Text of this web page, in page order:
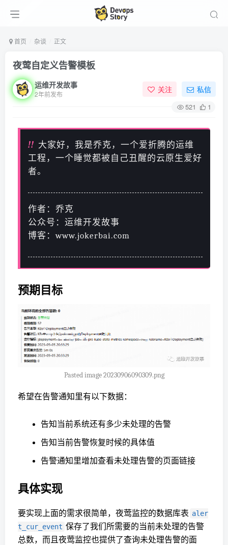
首页 杂谈 正文
夜莺自定义告警模板
运维开发故事
2年前发布 关注 私信
521 1
!! 大家好，我是乔克，一个爱折腾的运维
工程，一个睡觉都被自己丑醒的云原生爱好
者。
作者：乔克
公众号：运维开发故事
博客：www.jokerbai.com
预期目标
Pasted image 20230906090309.png
希望在告警通知里有以下数据：
告知当前系统还有多少未处理的告警
告知当前告警恢复时候的具体值
告警通知里增加查看未处理告警的页面链接
具体实现
要实现上面的需求很简单，夜莺监控的数据库表 aler
t_cur_event 保存了我们所需要的当前未处理的告警
总数，而且夜莺监控也提供了查询未处理告警的面